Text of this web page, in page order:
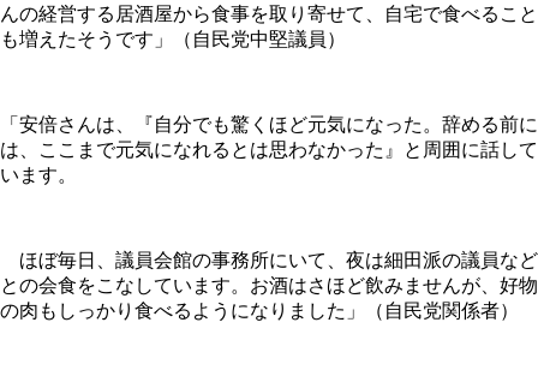
んの経営する居酒屋から食事を取り寄せて、自宅で食べること
も増えたそうです」（自民党中堅議員）
「安倍さんは、『自分でも驚くほど元気になった。辞める前に
は、ここまで元気になれるとは思わなかった』と周囲に話して
います。
ほぼ毎日、議員会館の事務所にいて、夜は細田派の議員など
との会食をこなしています。お酒はさほど飲みませんが、好物
の肉もしっかり食べるようになりました」（自民党関係者）